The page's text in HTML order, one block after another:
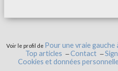
Voir le profil de Pour une vraie gauche
Top articles Contact
Cookies et données